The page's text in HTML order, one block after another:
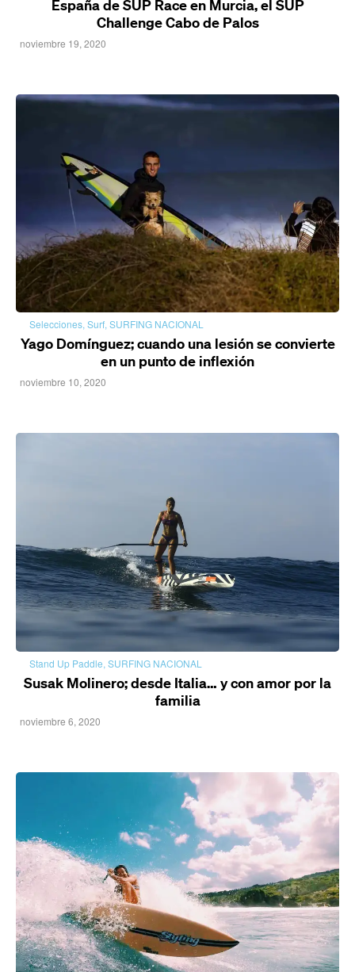
España de SUP Race en Murcia, el SUP
Challenge Cabo de Palos
noviembre 19, 2020
Selecciones,Surf,SURFING NACIONAL
Yago Domínguez; cuando una lesión se convierte
en un punto de inflexión
noviembre 10, 2020
Stand Up Paddle, SURFING NACIONAL
Susak Molinero; desde Italia… y con amor por la
familia
noviembre 6, 2020